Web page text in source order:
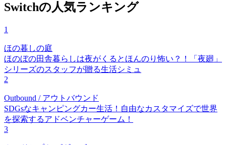
Switchの人気ランキング
1
ほの暮しの庭
ほのぼの田舎暮らしは夜がくるとほんのり怖い？！「夜廻」
シリーズのスタッフが贈る生活シミュ
2
Outbound / アウトバウンド
SDGsなキャンピングカー生活！自由なカスタマイズで世界
を探索するアドベンチャーゲーム！
3